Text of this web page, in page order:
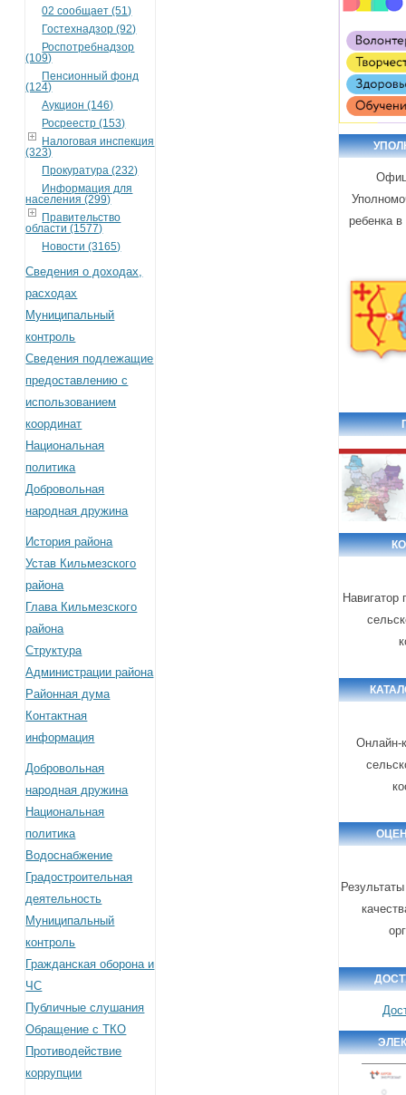
02 сообщает (51)
Гостехнадзор (92)
Роспотребнадзор
(109)
Пенсионный фонд
(124)
Аукцион (146)
Росреестр (153)
Налоговая инспекция
(323)
Прокуратура (232)
Информация для
населения (299)
Правительство
области (1577)
Новости (3165)
Сведения о доходах,
расходах
Муниципальный
контроль
Сведения подлежащие
предоставлению с
использованием
координат
Национальная
политика
Добровольная
народная дружина
История района
Устав Кильмезского
района
Глава Кильмезского
района
Структура
Администрации района
Районная дума
Контактная
информация
Добровольная
народная дружина
Национальная
политика
Водоснабжение
Градостроительная
деятельность
Муниципальный
контроль
Гражданская оборона и
ЧС
Публичные слушания
Обращение с ТКО
Противодействие
коррупции
ребенка
Онлайн-